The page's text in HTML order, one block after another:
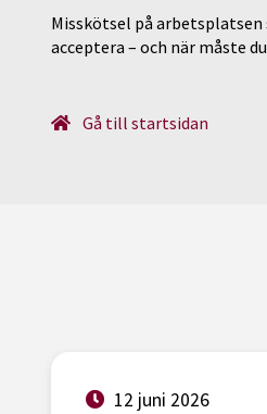
Misskötsel på arbetsplatsen
acceptera – och när måste
Gå till startsidan
12 juni 2026